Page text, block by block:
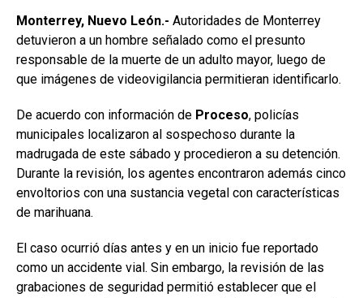
Monterrey, Nuevo León.- Autoridades de Monterrey
detuvieron a un hombre señalado como el presunto
responsable de la muerte de un adulto mayor, luego de
que imágenes de videovigilancia permitieran identificarlo.
De acuerdo con información de Proceso, policías
municipales localizaron al sospechoso durante la
madrugada de este sábado y procedieron a su detención.
Durante la revisión, los agentes encontraron además cinco
envoltorios con una sustancia vegetal con características
de marihuana.
El caso ocurrió días antes y en un inicio fue reportado
como un accidente vial. Sin embargo, la revisión de las
grabaciones de seguridad permitió establecer que el